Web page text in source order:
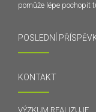
pomůže lépe pochopit
POSLEDNÍ
KONTAKT
VÝZKUM REALIZUJE